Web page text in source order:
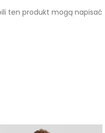
ten produkt mogą napisać